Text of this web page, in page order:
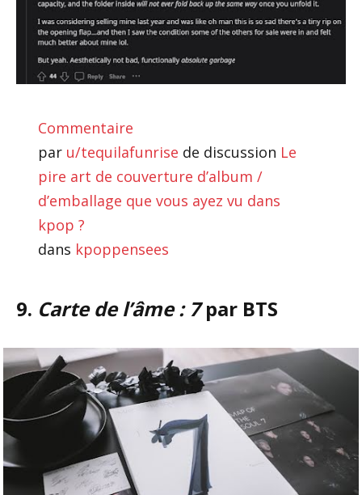
Commentaire
par u/tequilafunrise de discussion Le
pire art de couverture d’album /
d’emballage que vous ayez vu dans
kpop ?
dans kpoppensees
9. Carte de l’âme : 7par BTS